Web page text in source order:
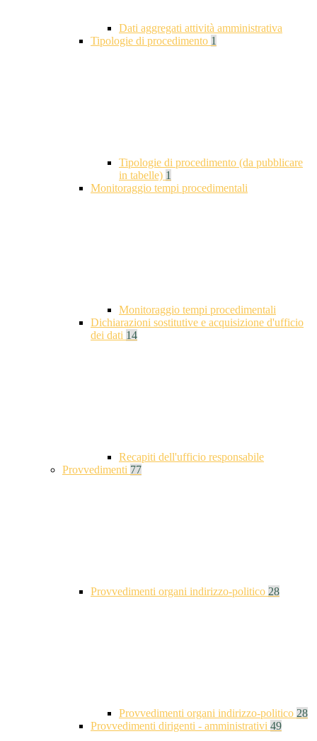
Dati aggregati attività amministrativa
Tipologie di procedimento 1
Tipologie di procedimento (da pubblicare
in tabelle) 1
Monitoraggio tempi procedimentali
Monitoraggio tempi procedimentali
Dichiarazioni sostitutive e acquisizione d'ufficio
dei dati 14
Recapiti dell'ufficio responsabile
Provvedimenti 77
Provvedimenti organi indirizzo-politico 28
Provvedimenti organi indirizzo-politico 28
Provvedimenti dirigenti - amministrativi 49